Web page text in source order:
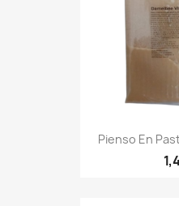
Pienso En